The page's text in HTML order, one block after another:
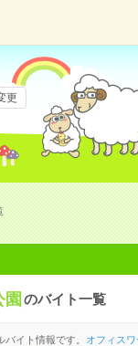
更
園 のバイト一覧
イト情報です。 オフィス